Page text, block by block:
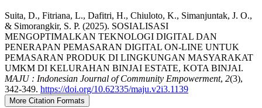
Suita, D., Fitriana, L., Dafitri, H., Chiuloto, K., Simanjuntak, J. O.,
& Simorangkir, S. P. (2025). SOSIALISASI
MENGOPTIMALKAN TEKNOLOGI DIGITAL DAN
PENERAPAN PEMASARAN DIGITAL ON-LINE UNTUK
PEMASARAN PRODUK DI LINGKUNGAN MASYARAKAT
UMKM DI KELURAHAN BINJAI ESTATE, KOTA BINJAI.
MAJU : Indonesian Journal of Community Empowerment, 2(3),
342-349. https://doi.org/10.62335/maju.v2i3.1139
More Citation Formats